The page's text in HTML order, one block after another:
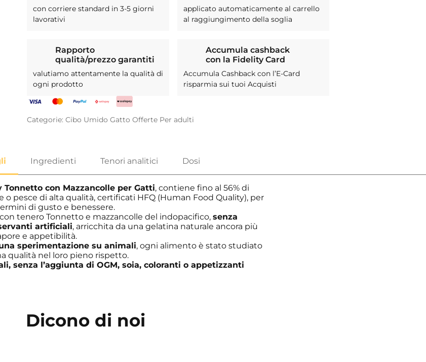
con corriere standard in 3-5 giorni
lavorativi
applicato automaticamente al carrello
al raggiungimento della soglia
Rapporto
qualità/prezzo garantiti
valutiamo attentamente la qualità di
ogni prodotto
Accumula cashback
con la Fidelity Card
Accumula Cashback con l’E-Card
risparmia sui tuoi Acquisti
Categorie:Cibo Umido Gatto Offerte Per adulti
Tonnetto con Mazzancolle per Gatti, contiene fino al 56% di
o pesce di alta qualità, certificati HFQ (Human Food Quality), per
di gusto e benessere.
tenero Tonnetto e mazzancolle del indopacifico,senza
artificiali, arricchita da una gelatina naturale ancora più
e appetibilità.
sperimentazione su animali, ogni alimento è stato studiato
qualità nel loro pieno rispetto.
senza l’aggiunta di OGM, soia, coloranti o appetizzanti
Dicono di noi